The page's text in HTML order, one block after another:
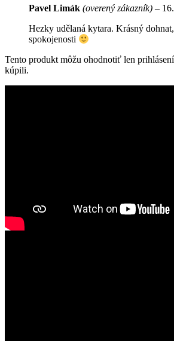
Pavel Limák (overený zákazník) –
Hezky udělaná kytara. Krásný
spokojenosti
Tento produkt môžu ohodnotiť len
kúpili.